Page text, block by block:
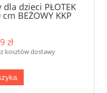
dzieci PŁOTEK
BEŻOWY KKP
zł
kosztów dostawy